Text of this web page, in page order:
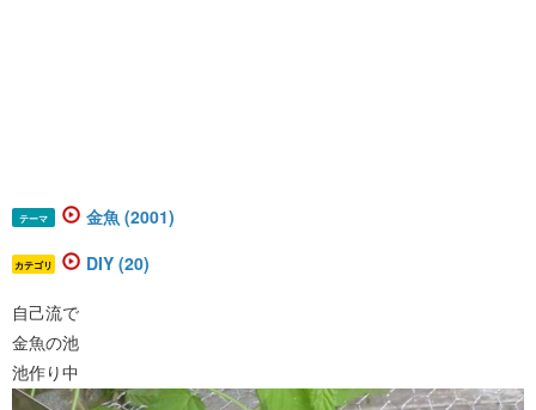
テーマ 金魚 (2001)
カテゴリ DIY (20)
自己流で
金魚の池
池作り中